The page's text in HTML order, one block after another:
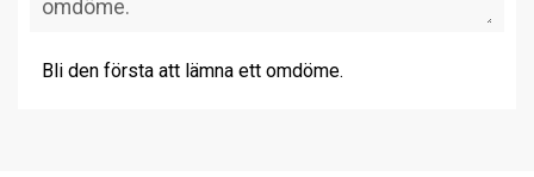
Bli den första att lämna ett omdöme.